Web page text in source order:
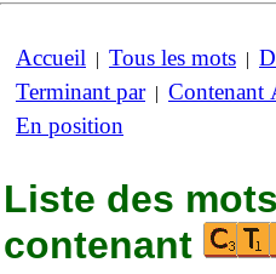
Accueil | Tous les mots |
Terminant par| Contenant
En position
Liste des
contenant